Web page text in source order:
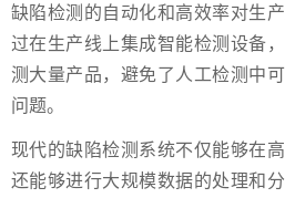
缺陷检测的自动化和高效率对生
过在生产线上集成智能检测设备
测大量产品，避免了人工检测中
问题。
现代的缺陷检测系统不仅能够在
还能够进行大规模数据的处理和